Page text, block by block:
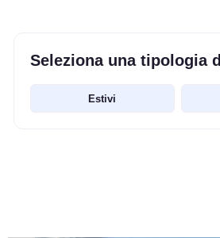
Seleziona una tipologia
Estivi